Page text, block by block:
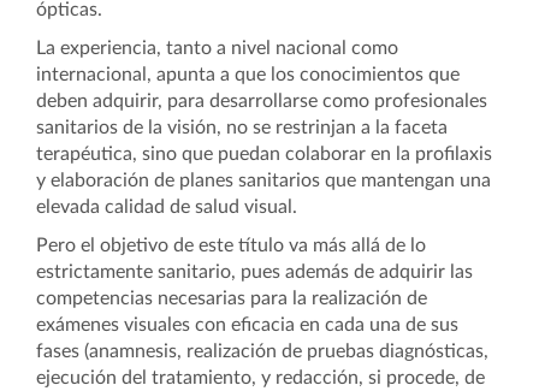
ópticas.
La experiencia, tanto a nivel nacional como
internacional, apunta a que los conocimientos que
deben adquirir, para desarrollarse como profesionales
sanitarios de la visión, no se restrinjan a la faceta
terapéutica, sino que puedan colaborar en la profilaxis
y elaboración de planes sanitarios que mantengan una
elevada calidad de salud visual.
Pero el objetivo de este título va más allá de lo
estrictamente sanitario, pues además de adquirir las
competencias necesarias para la realización de
exámenes visuales con eficacia en cada una de sus
fases (anamnesis, realización de pruebas diagnósticas,
ejecución del tratamiento, y redacción, si procede, de